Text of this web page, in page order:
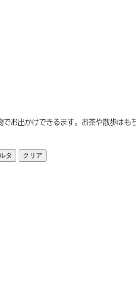
お出かけできるます。お茶や散歩は
タ クリア